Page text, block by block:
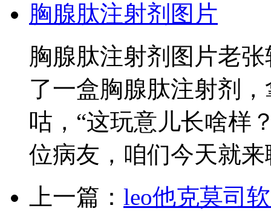
胸腺肽注射剂图片
胸腺肽注射剂图片老
了一盒胸腺肽注射剂
咕，“这玩意儿长啥样
位病友，咱们今天就来
上一篇： leo他克莫司